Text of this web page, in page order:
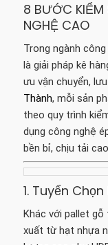
8 BƯỚC
NGHỆ CAO
Trong ngành
là giải pháp kê
ưu vận chuyển,
Thành, mỗi sản
theo quy trình
dụng công nghệ
bền bỉ, chịu tải
1. Tuyển
Khác với pallet
xuất từ hạt nhựa